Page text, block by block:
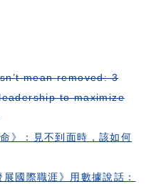
mean removed: 3
to maximize
命》：見不到面時，該如何
展國際職涯》用數據說話：